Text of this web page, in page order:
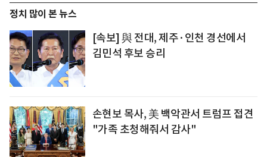
정치 많이 본 뉴스
[속보] 與 전대, 제주·인천 경선에서
김민석 후보 승리
손현보 목사, 美 백악관서 트럼프 접견
"가족 초청해줘서 감사"